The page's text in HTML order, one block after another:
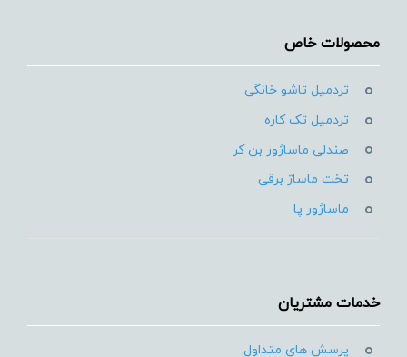
محصولات خاص
تردمیل تاشو خانگی
تردمیل تک کاره
صندلی ماساژور بن کر
تخت ماساژ برقی
ماساژور پا
خدمات مشتریان
پرسش های متداول